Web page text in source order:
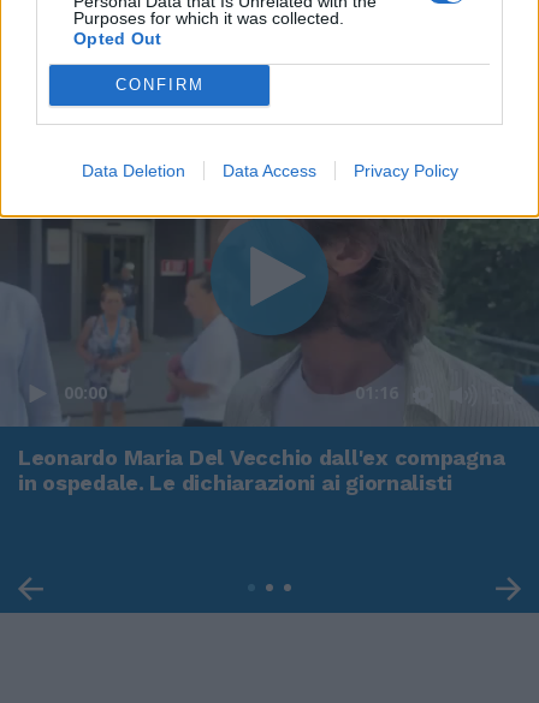
Purposes for which it was collected.
Opted Out
CONFIRM
Data Deletion Data Access Privacy Policy
00:00 01:16
Leonardo Maria Del Vecchio dall'ex compagna
in ospedale. Le dichiarazioni ai giornalisti